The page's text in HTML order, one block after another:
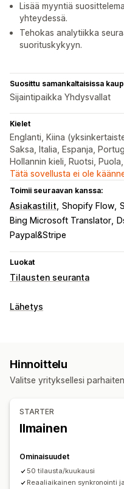
Lisää myyntiä
yhteydessä.
Tehokas analytiikka
suorituskykyyn.
Suosittu samankaltaisissa
Sijaintipaikka Yhdysvallat
Kielet
Englanti, Kiina
Saksa, Italia, Espanja,
Hollannin kieli, Ruotsi,
Tätä sovellusta ei ole
Toimii seuraavan kanssa:
Asiakastilit Shopify Flow
Bing Microsoft Translator
Paypal&Stripe
Luokat
Tilausten seuranta
Seuranta
Maailmanlaajuinen seuranta
Multi-carrier API
Ilmoitukset
Sähköposti
Lähetys
Kuljetuspalvelun valinta
Hinnoittelu
Valitse yrityksellesi
STARTER
Ilmainen
Ominaisuudet
50 tilausta/kuukausi
Reaaliaikainen synkronointi